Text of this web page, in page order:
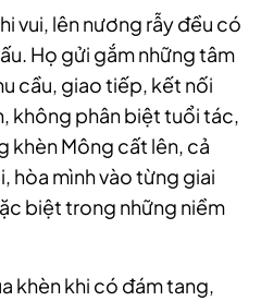
vui, lên nương rẫy đều có
Họ gửi gắm những tâm
cầu, giao tiếp, kết nối
không phân biệt tuổi tác,
khèn Mông cất lên, cả
hòa mình vào từng giai
biệt trong những niềm
khèn khi có đám tang,